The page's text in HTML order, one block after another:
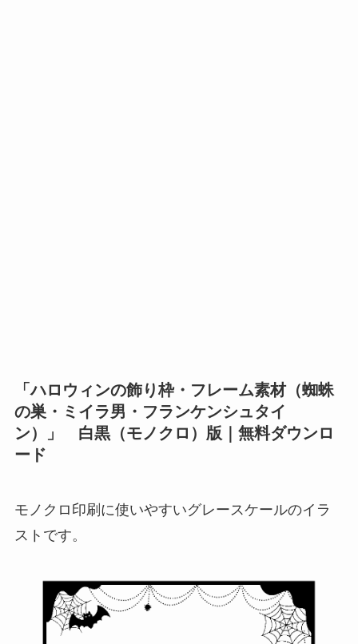
「ハロウィンの飾り枠・フレーム素材（蜘蛛
の巣・ミイラ男・フランケンシュタイ
ン）」 白黒（モノクロ）版｜無料ダウンロ
ード
モノクロ印刷に使いやすいグレースケールのイラ
ストです。